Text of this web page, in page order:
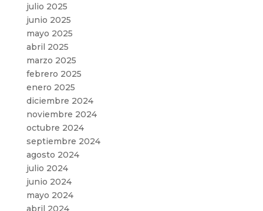
julio 2025
junio 2025
mayo 2025
abril 2025
marzo 2025
febrero 2025
enero 2025
diciembre 2024
noviembre 2024
octubre 2024
septiembre 2024
agosto 2024
julio 2024
junio 2024
mayo 2024
abril 2024